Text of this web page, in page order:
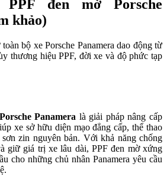
đen mờ Porsche
khảo)
bộ xe Porsche Panamera dao động từ
thương hiệu PPF, đời xe và độ phức tạp
Panamera là giải pháp nâng cấp
xe sở hữu diện mạo đẳng cấp, thể thao
zin nguyên bản. Với khả năng chống
giữ giá trị xe lâu dài, PPF đen mờ xứng
cho những chủ nhân Panamera yêu cầu